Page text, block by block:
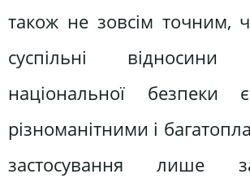
також не зовсім точним,
суспільні
національної безпеки
різноманітними і
застосування лише